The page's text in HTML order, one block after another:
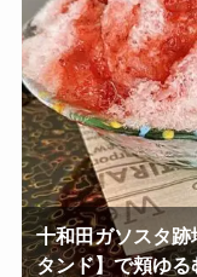
十和田ガソスタ
タンド】で頬ゆ